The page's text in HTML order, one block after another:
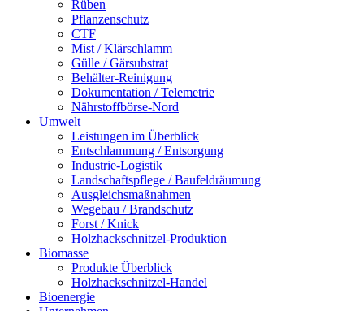
Rüben
Pflanzenschutz
CTF
Mist / Klärschlamm
Gülle / Gärsubstrat
Behälter-Reinigung
Dokumentation / Telemetrie
Nährstoffbörse-Nord
Umwelt
Leistungen im Überblick
Entschlammung / Entsorgung
Industrie-Logistik
Landschaftspflege / Baufeldräumung
Ausgleichsmaßnahmen
Wegebau / Brandschutz
Forst / Knick
Holzhackschnitzel-Produktion
Biomasse
Produkte Überblick
Holzhackschnitzel-Handel
Bioenergie